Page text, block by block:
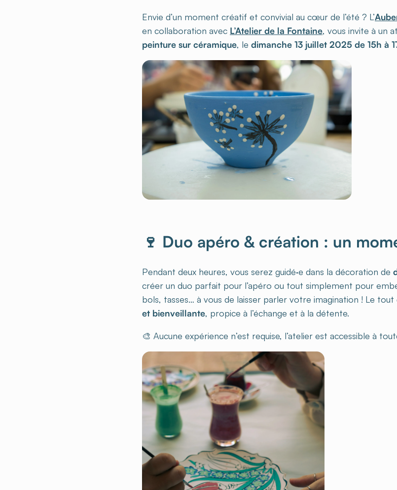
Envie d’un moment créatif et convivial au cœur de l’été ? L’
en collaboration avec L’Atelier de la Fontaine, vous invite à un
peinture sur céramique, le dimanche 13 juillet 2025 de 15h à
🍷 Duo apéro & création : un
Pendant deux heures, vous serez guidé·e dans la décoration de
créer un duo parfait pour l’apéro ou tout simplement pour
bols, tasses… à vous de laisser parler votre imagination ! Le tout
et bienveillante, propice à l’échange et à la détente.
🎨 Aucune expérience n’est requise, l’atelier est accessible à